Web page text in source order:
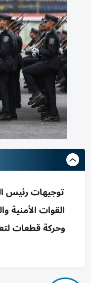
توجيهات رئيس
القوات الأمنية
وحركة قطعات